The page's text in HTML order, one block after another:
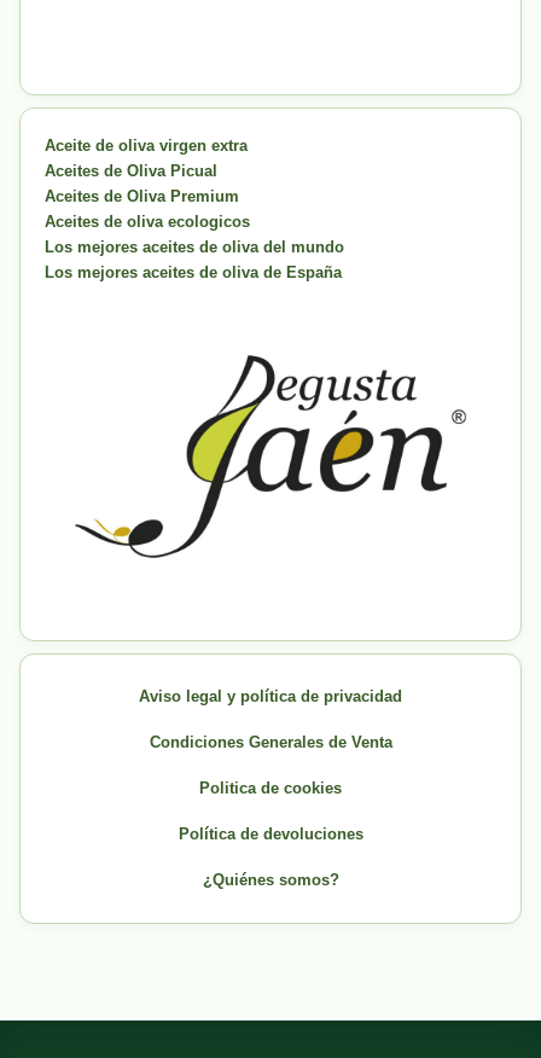
Aceite de oliva virgen extra
Aceites de Oliva Picual
Aceites de Oliva Premium
Aceites de oliva ecologicos
Los mejores aceites de oliva del mundo
Los mejores aceites de oliva de España
Aviso legal y política de privacidad
Condiciones Generales de Venta
Politica de cookies
Política de devoluciones
¿Quiénes somos?